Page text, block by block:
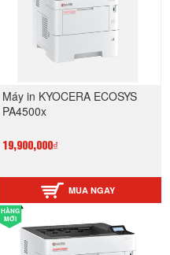
Máy in KYOCERA ECOSYS
PA4500x
19,900,000₫
MUA NGAY
HÀNG
MỚI